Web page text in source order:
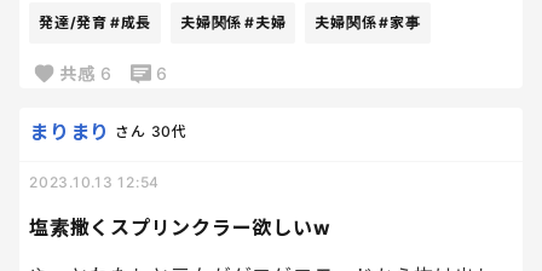
にできないほどありがたいと感じるし、私たちは子
く生まれてきてくれたのだから、全部笑顔で楽しみ
れてきてくれて本当にありがとう❣️✨
発達/発育 #成長 夫婦関係 #夫婦 夫婦関係#家事
共感 6 6
塩素撒くスプリンクラー欲しいw
まりまり さん 30代
2023.10.13 12:54